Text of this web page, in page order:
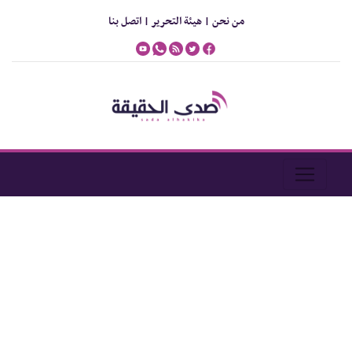
من نحن |هيئة التحرير |اتصل بنا